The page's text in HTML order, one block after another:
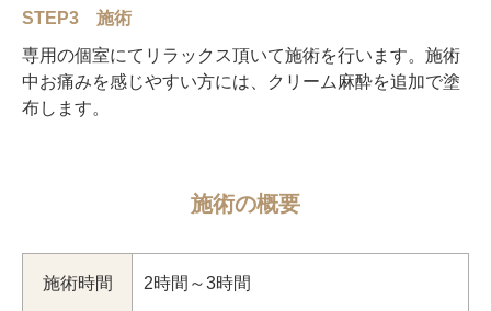
STEP3 施術
専用の個室にてリラックス頂いて施術を行います。施術
中お痛みを感じやすい方には、クリーム麻酔を追加で塗
布します。
施術の概要
施術時間 2時間～3時間